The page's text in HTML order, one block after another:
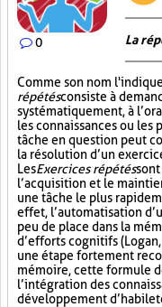
0 La
Comme son nom
répétésconsiste à
systématiquement, à
les connaissances ou les
tâche en question peut
la résolution d’un
LesExercices répétés
l’acquisition et le
une tâche le plus
effet, l’automatisation
peu de place dans la
d’efforts cognitifs
une étape fortement
mémoire, cette formule
l’intégration des
développement